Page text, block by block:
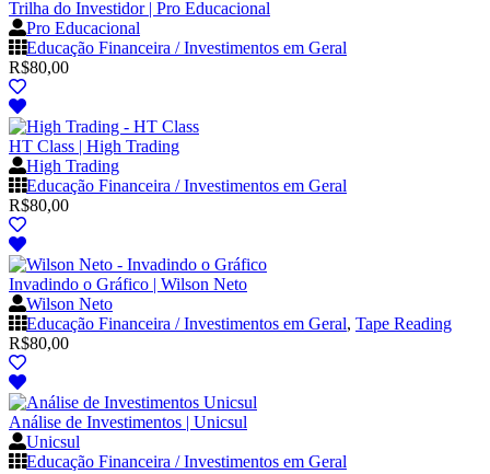
Trilha do Investidor | Pro Educacional
Pro Educacional
Educação Financeira / Investimentos em Geral
R$80,00
HT Class | High Trading
High Trading
Educação Financeira / Investimentos em Geral
R$80,00
Invadindo o Gráfico | Wilson Neto
Wilson Neto
Educação Financeira / Investimentos em Geral, Tape Reading
R$80,00
Análise de Investimentos | Unicsul
Unicsul
Educação Financeira / Investimentos em Geral